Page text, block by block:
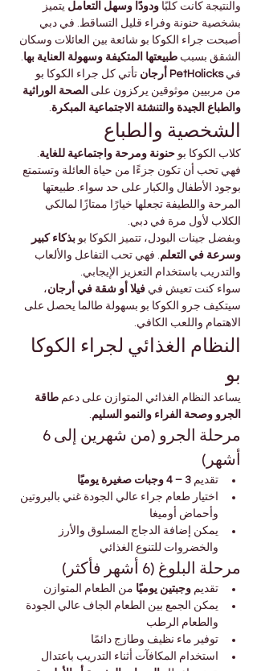
والنتيجة كانت كلبًا ودودًا وسهل التعامل يتميز
بشخصية حنونة وفراء قليل التساقط. في دبي
أصبحت جراء الكوكا بو شائعة بين العائلات وسكان
الشقق بسبب طبيعتها المتكيفة وسهولة العناية بها.
في PetHolicks أرجان
تأتي كل جراء الكوكا بو
من مربيين موثوقين يركزون على الصحة الوراثية
والطباع الجيدة والتنشئة الاجتماعية المبكرة.
الشخصية والطباع
كلاب الكوكا بو حنونة ومرحة واجتماعية للغاية.
فهي تحب أن تكون جزءًا من حياة العائلة وتستمتع
بوجود الأطفال والكبار على حد سواء. طبيعتها
المرحة واللطيفة تجعلها خيارًا ممتازًا لمالكي
الكلاب لأول مرة في دبي.
وبفضل جينات البودل، تتميز الكوكا بو بذكاء كبير
وسرعة في التعلم. فهي تحب التفاعل والألعاب
والتدريب باستخدام التعزيز الإيجابي.
سواء كنت تعيش في فيلا أو شقة في أرجان،
سيتكيف جرو الكوكا بو بسهولة طالما يحصل على
الاهتمام واللعب الكافي.
النظام الغذائي لجراء الكوكا
بو
يساعد النظام الغذائي المتوازن على دعم طاقة
الجرو وصحة الفراء والنمو السليم.
أشهر)
تقديم 3 – 4 وجبات صغيرة يوميًا
اختيار طعام جراء عالي الجودة غني بالبروتين
وأحماض أوميغا
يمكن إضافة الدجاج المسلوق والأرز
والخضروات للتنوع الغذائي
مرحلة البلوغ (6 أشهر فأكثر)
تقديم وجبتين يوميًا من الطعام المتوازن
يمكن الجمع بين الطعام الجاف عالي الجودة
والطعام الرطب
توفير ماء نظيف وطازج دائمًا
استخدام المكافآت أثناء التدريب باعتدال